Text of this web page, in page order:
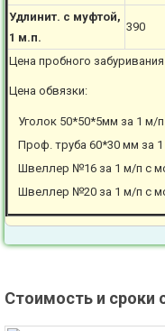
Удлинит. с муфтой,
1 м.п.
390
Цена пробного
Цена обвязки:
Уголок 50*50*5мм за 1 м/
Проф. труба 60*30 мм за
Швеллер №16 за 1 м/п с
Швеллер №20 за 1 м/п с
Стоимость и сроки